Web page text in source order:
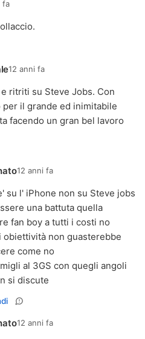
fa
12 anni fa
ritriti su Steve Jobs. Con
il grande ed inimitabile
facendo un gran bel lavoro
12 anni fa
su l' iPhone non su Steve jobs
una battuta quella
fan boy a tutti i costi no
obiettività non guasterebbe
come no
al 3GS con quegli angoli
si discute
12 anni fa